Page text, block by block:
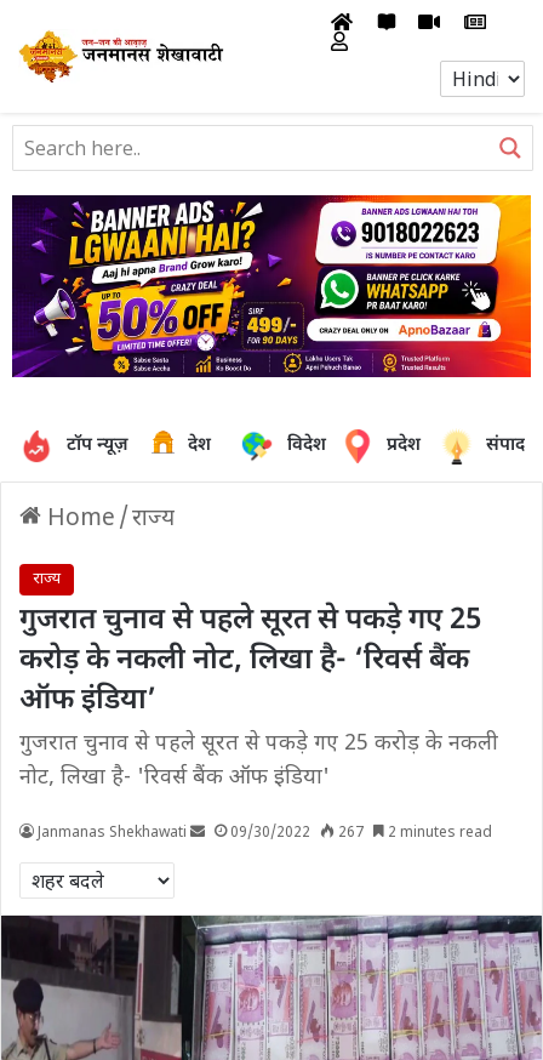
टॉप न्यूज़ देश विदेश प्रदेश
Home /राज्य
राज्य
गुजरात चुनाव से पहले सूरत से पकड़े गए 25
करोड़ के नकली नोट, लिखा है- ‘रिवर्स बैंक
ऑफ इंडिया’
गुजरात चुनाव से पहले सूरत से पकड़े गए 25 करोड़ के नकली
नोट, लिखा है- 'रिवर्स बैंक ऑफ इंडिया'
Janmanas Shekhawati 09/30/2022 267 2 minutes read